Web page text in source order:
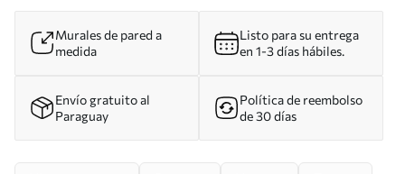
Murales de pared a
medida
Listo para su entrega
en 1-3 días hábiles.
Envío gratuito al
Paraguay
Política de reembolso
de 30 días